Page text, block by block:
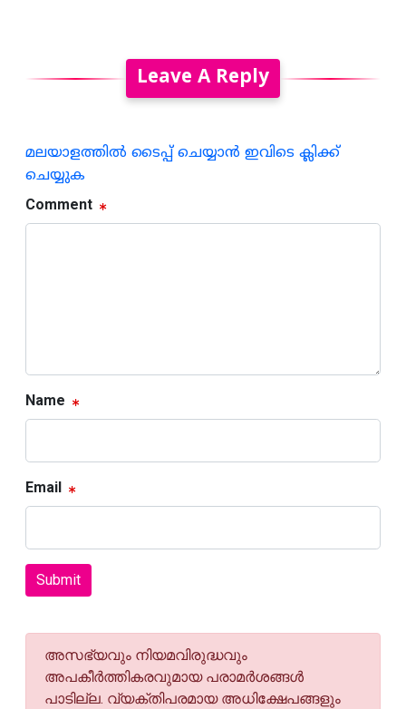
Leave A Reply
മലയാളത്തില്‍ ടൈപ്പ് ചെയ്യാന്‍ ഇവിടെ ക്ലിക്ക്
ചെയ്യുക
Comment
Name
Email
Submit
അസഭ്യവും നിയമവിരുദ്ധവും
അപകീര്‍ത്തികരവുമായ പരാമര്‍ശങ്ങള്‍
പാടില്ല. വ്യക്തിപരമായ അധിക്ഷേപങ്ങളും